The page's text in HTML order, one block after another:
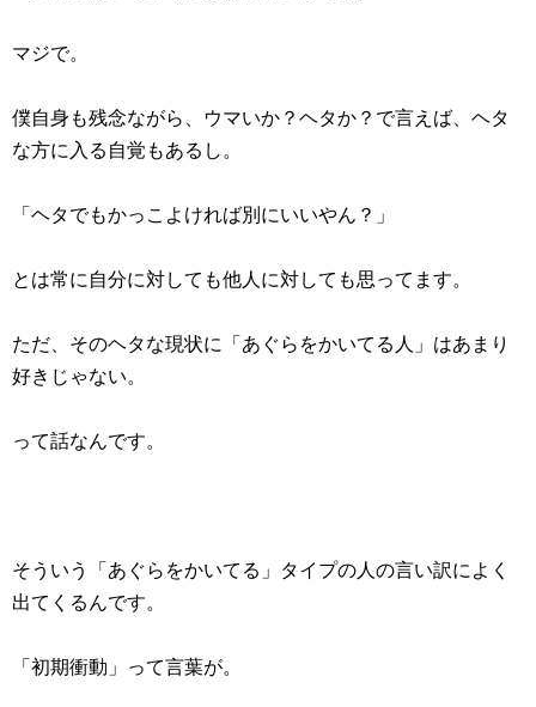
マジで。
僕自身も残念ながら、ウマいか？ヘタか？で言えば、ヘタ
な方に入る自覚もあるし。
「ヘタでもかっこよければ別にいいやん？」
とは常に自分に対しても他人に対しても思ってます。
ただ、そのヘタな現状に「あぐらをかいてる人」はあまり
好きじゃない。
って話なんです。
そういう「あぐらをかいてる」タイプの人の言い訳によく
出てくるんです。
「初期衝動」って言葉が。